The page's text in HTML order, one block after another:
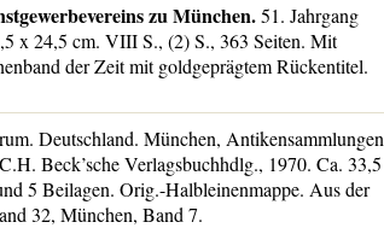
zu München.51. Jahrgang
x 24,5 cm. VIII S., (2) S., 363 Seiten. Mit
der Zeit mit goldgeprägtem Rückentitel.
Deutschland. München, Antikensammlungen
Beck’sche Verlagsbuchhdlg., 1970. Ca. 33,5
5 Beilagen. Orig.-Halbleinenmappe. Aus der
32, München, Band 7.